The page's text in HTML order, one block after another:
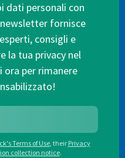
dati personali con
fornisce
consigli e
la tua privacy nel
per rimanere
Terms of Use, their Privacy
collection notice.